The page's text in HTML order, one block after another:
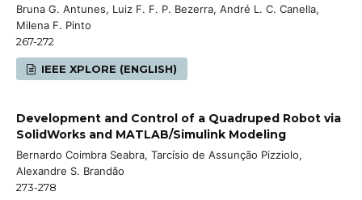
Bruna G. Antunes, Luiz F. F. P. Bezerra, André L. C. Canella,
Milena F. Pinto
267-272
IEEE XPLORE (ENGLISH)
Development and Control of a Quadruped Robot via
SolidWorks and MATLAB/Simulink Modeling
Bernardo Coimbra Seabra, Tarcísio de Assunção Pizziolo,
Alexandre S. Brandão
273-278